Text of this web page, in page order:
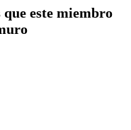
este miembro